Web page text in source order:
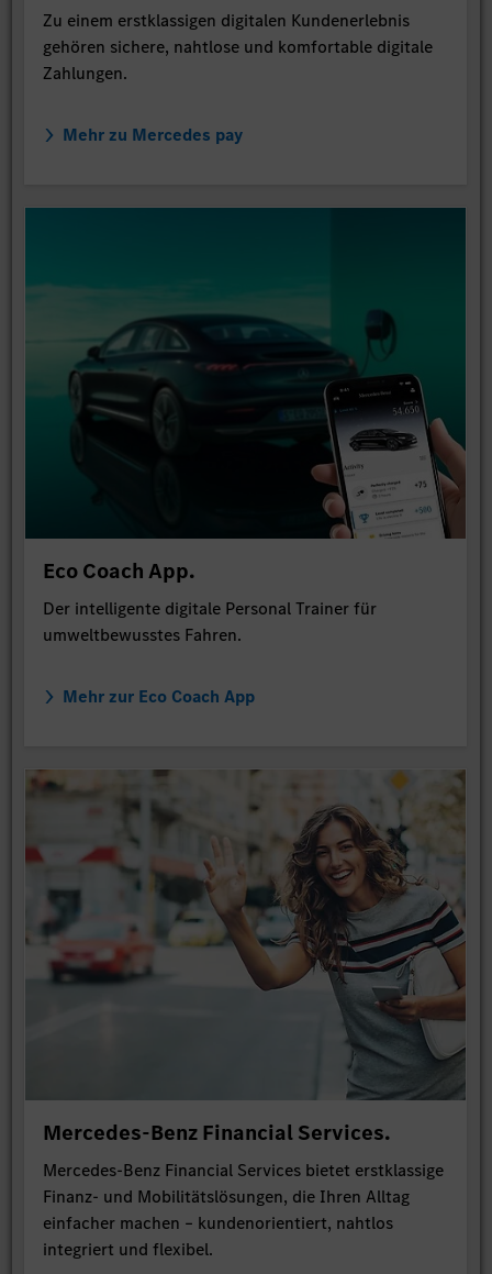
Zu einem erstklassigen digitalen Kundenerlebnis
gehören sichere, nahtlose und komfortable digitale
Zahlungen.
Mehr zu Mercedes pay
Eco Coach App.
Der intelligente digitale Personal Trainer für
umweltbewusstes Fahren.
Mehr zur Eco Coach App
Mercedes-Benz Financial Services.
Mercedes-Benz Financial Services bietet erstklassige
Finanz- und Mobilitätslösungen, die Ihren Alltag
einfacher machen – kundenorientiert, nahtlos
integriert und flexibel.